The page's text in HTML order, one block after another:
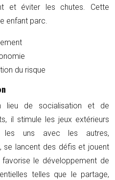
et éviter les chutes. Cette
enfant parc.
du risque
de socialisation et de
il stimule les jeux extérieurs
les uns avec les autres,
se lancent des défis et jouent
le développement de
telles que le partage,